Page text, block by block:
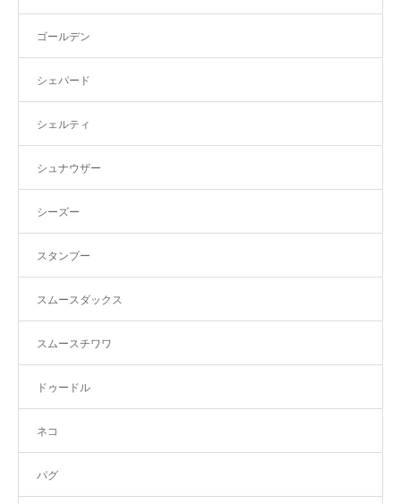
ゴールデン
シェパード
シェルティ
シュナウザー
シーズー
スタンプー
スムースダックス
スムースチワワ
ドゥードル
ネコ
パグ